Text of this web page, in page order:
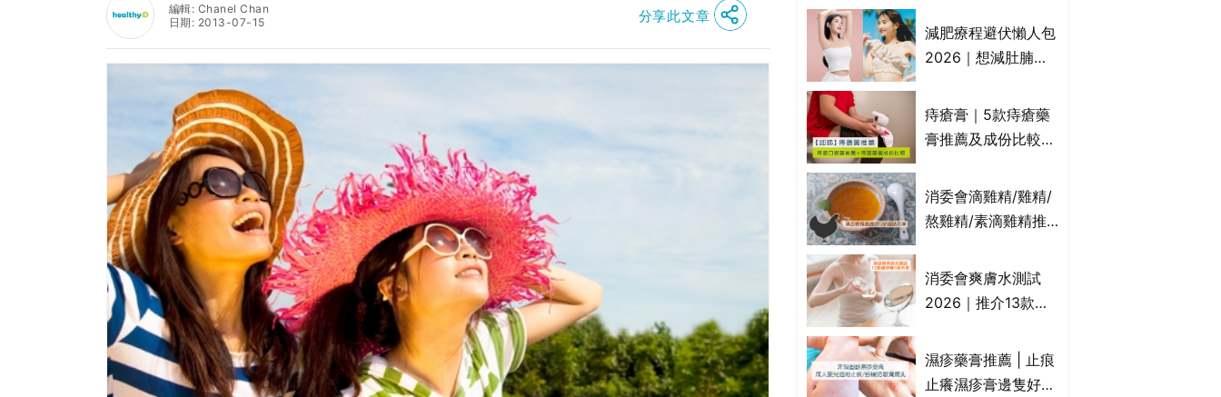
編輯: Chanel Chan
日期: 2013-07-15
分享此文章
屬處方藥物？有哪些
受關注成分？｜必知
減肥療程避伏懶人包
2026｜想減肚腩但
VS不良黑店5大手法
對比｜SLIMTONE減
痔瘡膏｜5款痔瘡藥
膏推薦及成份比較
有效紓緩痔瘡疼痛痕
癢｜附痔瘡成因及病
消委會滴雞精/雞精/
熬雞精/素滴雞精推
款含致癌物 9款總評
達5星滿分名單 屈臣
消委會爽膚水測試
2026｜推介13款總
Cetaphil、The
Ordinary、
濕疹藥膏推薦 | 止痕
止癢濕疹膏邊隻好？